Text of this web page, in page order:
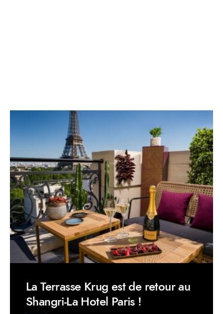
La Terrasse Krug est de retour au
Shangri-La Hotel Paris !